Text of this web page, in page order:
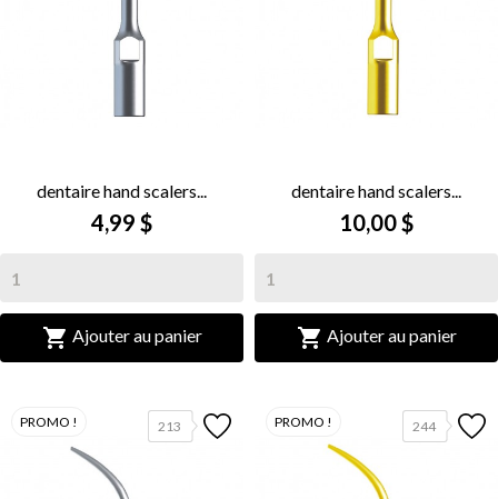
dentaire hand scalers...
4,99 $
 Ajouter au panier
dentaire hand scalers...
10,00 $
 Ajouter au panier
213
PROMO ! 244
PROMO !